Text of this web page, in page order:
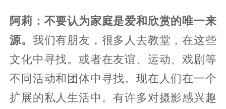
阿莉：不要认为家庭是爱和欣赏的唯一来
源。 我们有朋友，很多人去教堂，在这些
文化中寻找。或者在友谊、运动、戏剧等
不同活动和团体中寻找。现在人们在一个
扩展的私人生活中。有许多对摄影感兴趣